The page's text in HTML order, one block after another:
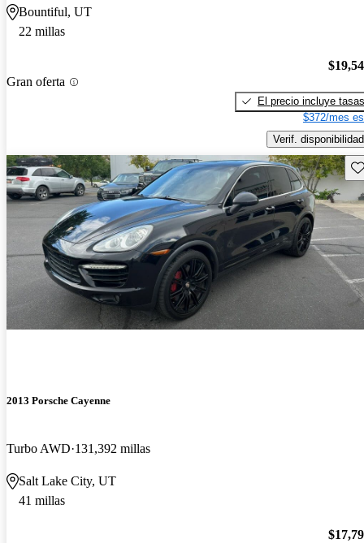
Bountiful, UT
22 millas
Gran oferta
El precio incluye tasas
$372/mes
Verif. disponibilidad
2013 Porsche Cayenne
Turbo AWD 131,392 millas
Salt Lake City, UT
41 millas